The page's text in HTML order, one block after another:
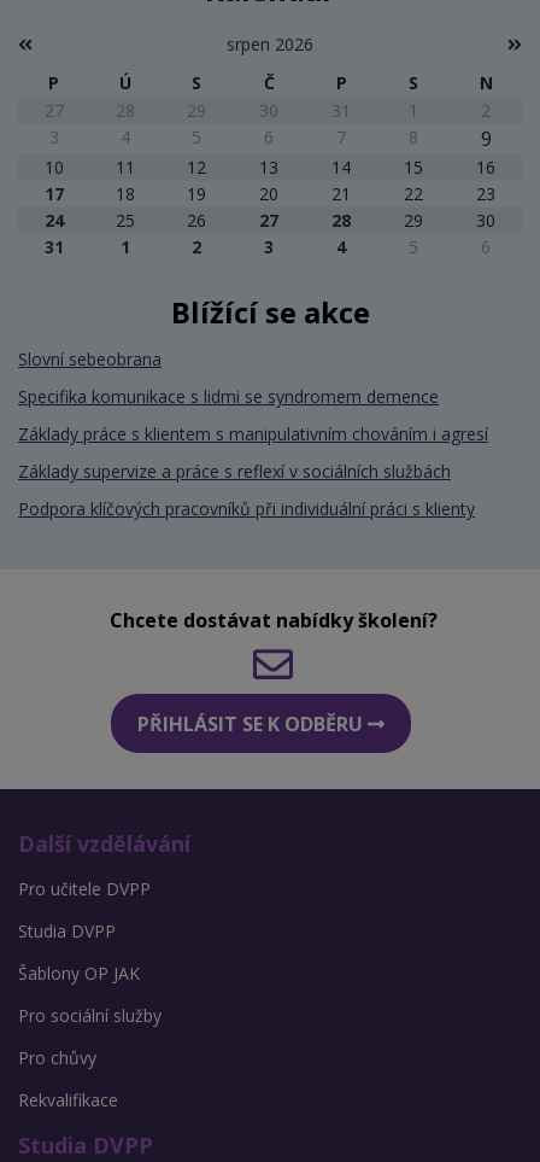
srpen 2026
P
Ú S Č P S
N
27
28 29 30 31 1
2
3
4 5 6 7 8 9
10 11 12 13 14 15
16
17
18 19 20 21 22
23
24
25 26 27 28 29
30
31
1 2 3 4 5 6
Blížící se akce
Slovní sebeobrana
Specifika komunikace s lidmi se syndromem demence
Základy práce s klientem s manipulativním chováním i agresí
Základy supervize a práce s reflexí v sociálních službách
Podpora klíčových pracovníků při individuální práci s klienty
Chcete dostávat nabídky školení?
PŘIHLÁSIT SE K ODBĚRU
Další vzdělávání
Pro učitele DVPP
Studia DVPP
Šablony OP JAK
Pro sociální služby
Pro chůvy
Rekvalifikace
Studia DVPP